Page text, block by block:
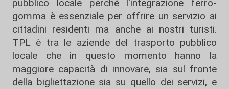
pubblico locale perché l'integrazione ferro-
gomma è essenziale per offrire un servizio ai
cittadini residenti ma anche ai nostri turisti.
TPL è tra le aziende del trasporto pubblico
locale che in questo momento hanno la
maggiore capacità di innovare, sia sul fronte
della bigliettazione sia su quello dei servizi, e